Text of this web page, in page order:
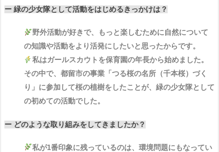
ー 緑の少女隊として活動をはじめるきっかけは？
野外活動が好きで、もっと楽しむために自然について
の知識や活動をより活発にしたいと思ったからです。
私はガールスカウトを保育園の年長から始めました。
その中で、都留市の事業「つる桜の名所（千本桜）づく
り」に参加して桜の植樹をしたことが、緑の少女隊として
の初めての活動でした。
ー どのような取り組みをしてきましたか？
私が1番印象に残っているのは、環境問題にもなってい